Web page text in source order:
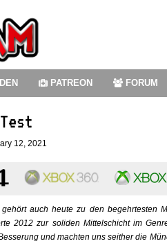
PATREON FORUM
12, 2021
gehört auch heute zu den begehrtesten
2012 zur soliden Mittelschicht im
und machten uns seither die